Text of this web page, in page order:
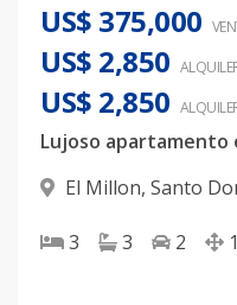
US$ 375,000
US$ 2,850
US$ 2,850
El Millon, Santo
3 3 2